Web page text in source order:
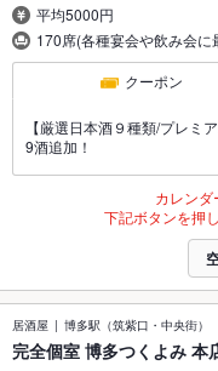
平均5000円
170席(各種宴会や飲み会
クーポン
【厳選日本酒９種類/プレミ
9酒追加！
カレンダ
下記ボタンを押
居酒屋 博多駅（筑紫口・中央街）
完全個室 博多つくよみ 本